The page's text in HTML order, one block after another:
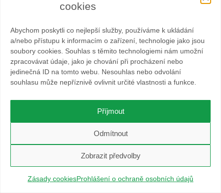
cookies
Abychom poskytli co nejlepší služby, používáme k ukládání
a/nebo přístupu k informacím o zařízení, technologie jako jsou
soubory cookies. Souhlas s těmito technologiemi nám umožní
zpracovávat údaje, jako je chování při procházení nebo
jedinečná ID na tomto webu. Nesouhlas nebo odvolání
souhlasu může nepříznivě ovlivnit určité vlastnosti a funkce.
Příjmout
Odmítnout
Zobrazit předvolby
Zásady cookiesProhlášení o ochraně osobních údajů
Parkování pod Lysou je šílené kdekoliv. Snad se situace
Parkování zdarma
Parkovat na místech, kde příjezd nevedl přes již
značenou trasu (ohrožování turistů) – parkování u
lanového centra a parkování dostupné i v zimě.
Parkoviště by mělo být zdrama.
Parkoviště nejsou nafukovací a jsou přetížená, ale nevím,
kde na Ostravici by se dala další vybudovat
Parkoviště nenafoukneme, zkuste jezdit na hory v méně